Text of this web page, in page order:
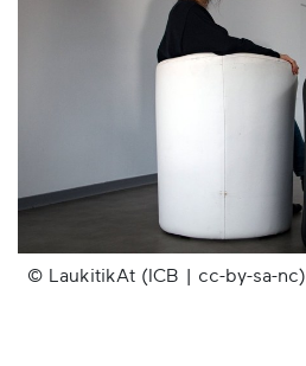
© LaukitikAt (ICB | cc-by-sa-nc)